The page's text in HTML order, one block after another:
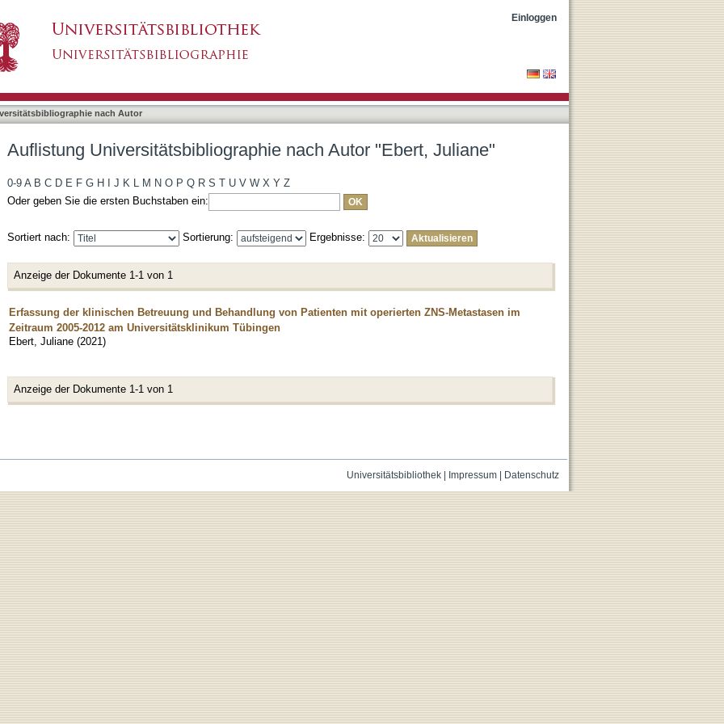
Einloggen
nach Autor
Auflistung Universitätsbibliographie nach Autor "Ebert, Juliane"
0-9 A B C D E F G H J K L M N O P Q R S T U V W X Y Z
Oder geben Sie die ersten Buchstaben ein:
Sortiert nach: Sortierung: Ergebnisse:
Anzeige der Dokumente 1-1 von 1
Erfassung der klinischen Betreuung und Behandlung von Patienten mit operierten ZNS-Metastasen im
Zeitraum 2005-2012 am Universitätsklinikum Tübingen
Ebert, Juliane (2021)
Anzeige der Dokumente 1-1 von 1
Universitätsbibliothek| Impressum| Datenschutz